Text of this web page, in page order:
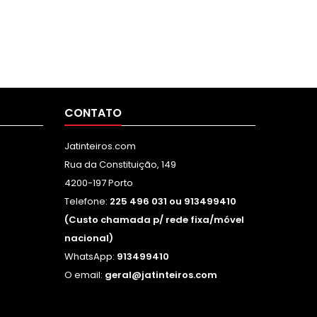
CONTATO
Jatinteiros.com
Rua da Constituição, 149
4200-197 Porto
Telefone: 225 496 031 ou 913499410
(Custo chamada p/ rede fixa/móvel
nacional)
WhatsApp: 913499410
O email: geral@jatinteiros.com